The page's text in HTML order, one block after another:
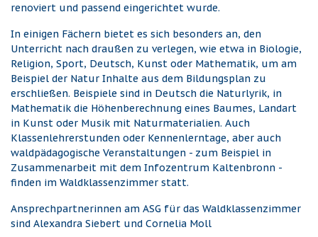
renoviert und passend eingerichtet wurde.
In einigen Fächern bietet es sich besonders an, den
Unterricht nach draußen zu verlegen, wie etwa in Biologie,
Religion, Sport, Deutsch, Kunst oder Mathematik, um am
Beispiel der Natur Inhalte aus dem Bildungsplan zu
erschließen. Beispiele sind in Deutsch die Naturlyrik, in
Mathematik die Höhenberechnung eines Baumes, Landart
in Kunst oder Musik mit Naturmaterialien. Auch
Klassenlehrerstunden oder Kennenlerntage, aber auch
waldpädagogische Veranstaltungen - zum Beispiel in
Zusammenarbeit mit dem Infozentrum Kaltenbronn -
finden im Waldklassenzimmer statt.
Ansprechpartnerinnen am ASG für das Waldklassenzimmer
sind Alexandra Siebert und Cornelia Moll